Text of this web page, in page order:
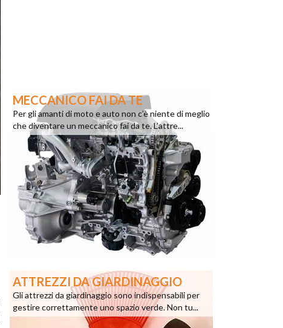
MECCANICO FAI DA TE
Per gli amanti di moto e auto non c’è niente di meglio
che diventare un meccanico fai da te. L’attre...
ATTREZZI DA GIARDINAGGIO
Gli attrezzi da giardinaggio sono indispensabili per
gestire correttamente uno spazio verde. Non tu...